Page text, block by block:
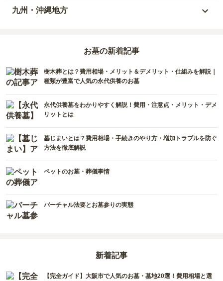
福井県
長野県
兵庫県
奈良県
和歌山県
岡山県
島根県
香川県
愛媛県
徳島県
九州・沖縄地方
宮崎県
佐賀県
長崎県
鹿児島県
お墓の新着記事
樹木葬とは？費用相場・メリット＆デメリット・仕組みを解説｜
種類が豊富で人気の永代供養のお墓
永代供養墓をわかりやすく解説！費用・注意点・メリット・デメ
リットとは
墓じまいとは？費用相場・手続きのやり方・増加トラブルを防ぐ
方法を徹底解説
ペットのお墓・葬儀事情
バーチャル法要とお墓参りの実態
新着記事
【完全ガイド】大阪市で人気のお墓・墓地20選！費用相場と選